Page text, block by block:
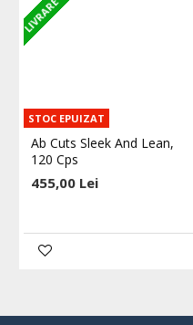
STOC EPUIZAT
Ab Cuts Sleek And Lean,
120 Cps
455,00 Lei